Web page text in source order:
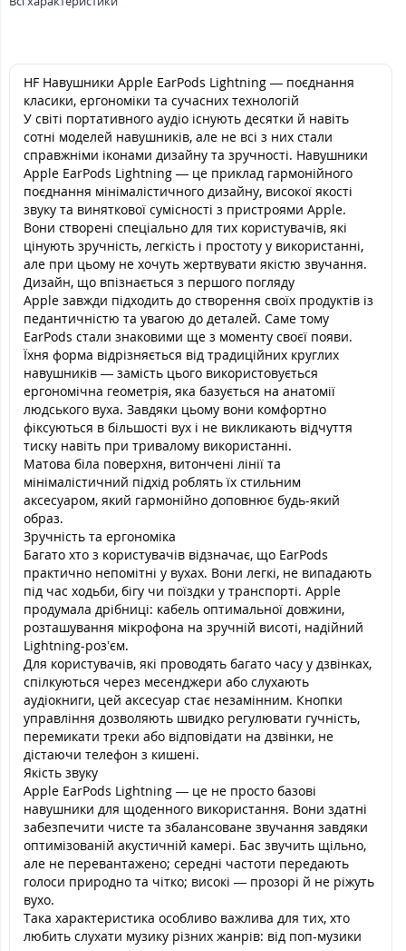
HF Навушники Apple EarPods Lightning — поєднання
класики, ергономіки та сучасних технологій
У світі портативного аудіо існують десятки й навіть
сотні моделей навушників, але не всі з них стали
справжніми іконами дизайну та зручності. Навушники
Apple EarPods Lightning — це приклад гармонійного
поєднання мінімалістичного дизайну, високої якості
звуку та виняткової сумісності з пристроями Apple.
Вони створені спеціально для тих користувачів, які
цінують зручність, легкість і простоту у використанні,
але при цьому не хочуть жертвувати якістю звучання.
Дизайн, що впізнається з першого погляду
Apple завжди підходить до створення своїх продуктів із
педантичністю та увагою до деталей. Саме тому
EarPods стали знаковими ще з моменту своєї появи.
Їхня форма відрізняється від традиційних круглих
навушників — замість цього використовується
ергономічна геометрія, яка базується на анатомії
людського вуха. Завдяки цьому вони комфортно
фіксуються в більшості вух і не викликають відчуття
тиску навіть при тривалому використанні.
Матова біла поверхня, витончені лінії та
мінімалістичний підхід роблять їх стильним
аксесуаром, який гармонійно доповнює будь-який
образ.
Зручність та ергономіка
Багато хто з користувачів відзначає, що EarPods
практично непомітні у вухах. Вони легкі, не випадають
під час ходьби, бігу чи поїздки у транспорті. Apple
продумала дрібниці: кабель оптимальної довжини,
розташування мікрофона на зручній висоті, надійний
Lightning-роз’єм.
Для користувачів, які проводять багато часу у дзвінках,
спілкуються через месенджери або слухають
аудіокниги, цей аксесуар стає незамінним. Кнопки
управління дозволяють швидко регулювати гучність,
перемикати треки або відповідати на дзвінки, не
дістаючи телефон з кишені.
Якість звуку
Apple EarPods Lightning — це не просто базові
навушники для щоденного використання. Вони здатні
забезпечити чисте та збалансоване звучання завдяки
оптимізованій акустичній камері. Бас звучить щільно,
але не перевантажено; середні частоти передають
голоси природно та чітко; високі — прозорі й не ріжуть
вухо.
Така характеристика особливо важлива для тих, хто
любить слухати музику різних жанрів: від поп-музики